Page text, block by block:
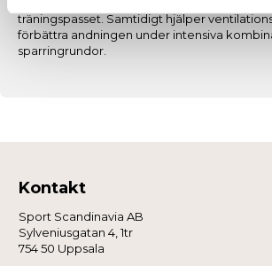
träningspasset. Samtidigt hjälper
förbättra andningen under intensiva
sparringrundor.
Kontakt
Sport Scandinavia AB
Sylveniusgatan 4, 1tr
754 50 Uppsala